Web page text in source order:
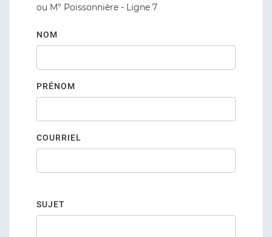
ou M° Poissonnière - Ligne 7
NOM
PRÉNOM
COURRIEL
SUJET